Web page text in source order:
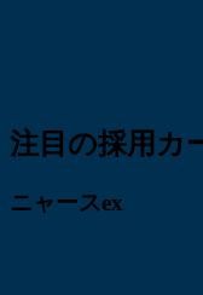
注目の採用カ
ニャースex